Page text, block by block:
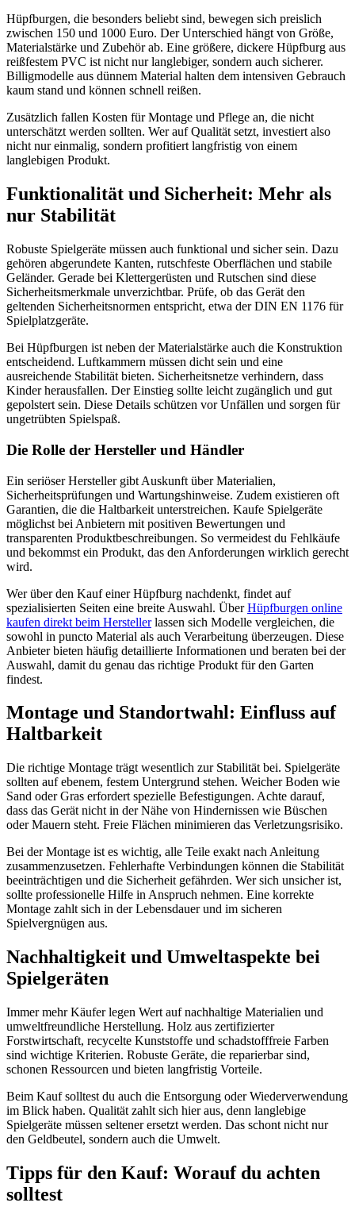
Hüpfburgen, die besonders beliebt sind, bewegen sich preislich
zwischen 150 und 1000 Euro. Der Unterschied hängt von Größe,
Materialstärke und Zubehör ab. Eine größere, dickere Hüpfburg aus
reißfestem PVC ist nicht nur langlebiger, sondern auch sicherer.
Billigmodelle aus dünnem Material halten dem intensiven Gebrauch
kaum stand und können schnell reißen.
Zusätzlich fallen Kosten für Montage und Pflege an, die nicht
unterschätzt werden sollten. Wer auf Qualität setzt, investiert also
nicht nur einmalig, sondern profitiert langfristig von einem
langlebigen Produkt.
Funktionalität und Sicherheit: Mehr als
nur Stabilität
Robuste Spielgeräte müssen auch funktional und sicher sein. Dazu
gehören abgerundete Kanten, rutschfeste Oberflächen und stabile
Geländer. Gerade bei Klettergerüsten und Rutschen sind diese
Sicherheitsmerkmale unverzichtbar. Prüfe, ob das Gerät den
geltenden Sicherheitsnormen entspricht, etwa der DIN EN 1176 für
Spielplatzgeräte.
Bei Hüpfburgen ist neben der Materialstärke auch die Konstruktion
entscheidend. Luftkammern müssen dicht sein und eine
ausreichende Stabilität bieten. Sicherheitsnetze verhindern, dass
Kinder herausfallen. Der Einstieg sollte leicht zugänglich und gut
gepolstert sein. Diese Details schützen vor Unfällen und sorgen für
ungetrübten Spielspaß.
Die Rolle der Hersteller und Händler
Ein seriöser Hersteller gibt Auskunft über Materialien,
Sicherheitsprüfungen und Wartungshinweise. Zudem existieren oft
Garantien, die die Haltbarkeit unterstreichen. Kaufe Spielgeräte
möglichst bei Anbietern mit positiven Bewertungen und
transparenten Produktbeschreibungen. So vermeidest du Fehlkäufe
und bekommst ein Produkt, das den Anforderungen wirklich gerecht
wird.
Wer über den Kauf einer Hüpfburg nachdenkt, findet auf
spezialisierten Seiten eine breite Auswahl. ÜberHüpfburgen online
kaufen direkt beim Herstellerlassen sich Modelle vergleichen, die
sowohl in puncto Material als auch Verarbeitung überzeugen. Diese
Anbieter bieten häufig detaillierte Informationen und beraten bei der
Auswahl, damit du genau das richtige Produkt für den Garten
findest.
Montage und Standortwahl: Einfluss auf
Haltbarkeit
Die richtige Montage trägt wesentlich zur Stabilität bei. Spielgeräte
sollten auf ebenem, festem Untergrund stehen. Weicher Boden wie
Sand oder Gras erfordert spezielle Befestigungen. Achte darauf,
dass das Gerät nicht in der Nähe von Hindernissen wie Büschen
oder Mauern steht. Freie Flächen minimieren das Verletzungsrisiko.
Bei der Montage ist es wichtig, alle Teile exakt nach Anleitung
zusammenzusetzen. Fehlerhafte Verbindungen können die Stabilität
beeinträchtigen und die Sicherheit gefährden. Wer sich unsicher ist,
sollte professionelle Hilfe in Anspruch nehmen. Eine korrekte
Montage zahlt sich in der Lebensdauer und im sicheren
Spielvergnügen aus.
Nachhaltigkeit und Umweltaspekte bei
Spielgeräten
Immer mehr Käufer legen Wert auf nachhaltige Materialien und
umweltfreundliche Herstellung. Holz aus zertifizierter
Forstwirtschaft, recycelte Kunststoffe und schadstofffreie Farben
sind wichtige Kriterien. Robuste Geräte, die reparierbar sind,
schonen Ressourcen und bieten langfristig Vorteile.
Beim Kauf solltest du auch die Entsorgung oder Wiederverwendung
im Blick haben. Qualität zahlt sich hier aus, denn langlebige
Spielgeräte müssen seltener ersetzt werden. Das schont nicht nur
den Geldbeutel, sondern auch die Umwelt.
Tipps für den Kauf: Worauf du achten
solltest